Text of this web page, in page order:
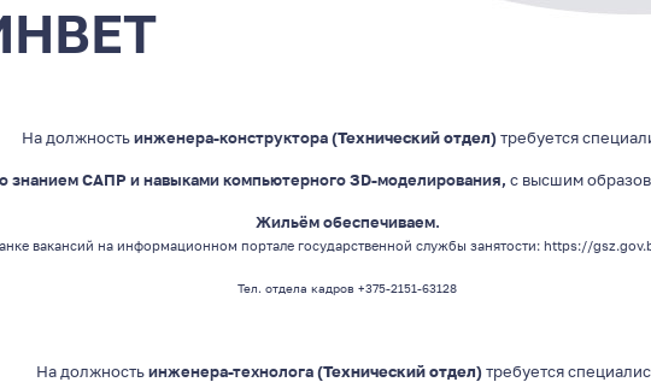
На должностьинженера-конструктора(Технический отдел)требуется
знанием САПР и навыками компьютерного ЗD-моделирования, с высшим
Жильём обеспечиваем.
вакансий на информационном портале государственной службы занятости: https://
Тел. отдела кадров +375-2151-63128
На должностьинженера-технолога(Технический отдел)требуется